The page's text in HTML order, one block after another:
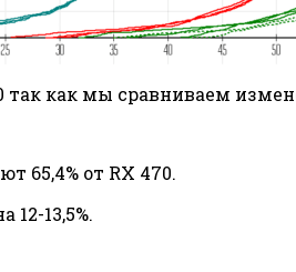
так как мы сравниваем
65,4% от RX 470.
12-13,5%.